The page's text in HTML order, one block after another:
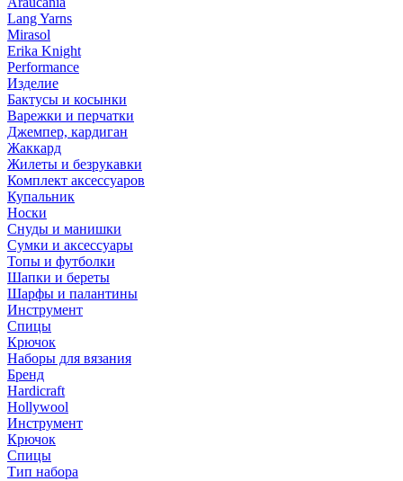
Lang Yarns
Mirasol
Erika Knight
Performance
Изделие
Бактусы и косынки
Варежки и перчатки
Джемпер, кардиган
Жаккард
Жилеты и безрукавки
Комплект аксессуаров
Купальник
Носки
Снуды и манишки
Сумки и аксессуары
Топы и футболки
Шапки и береты
Шарфы и палантины
Инструмент
Спицы
Крючок
Наборы для вязания
Бренд
Hardicraft
Hollywool
Инструмент
Крючок
Спицы
Тип набора